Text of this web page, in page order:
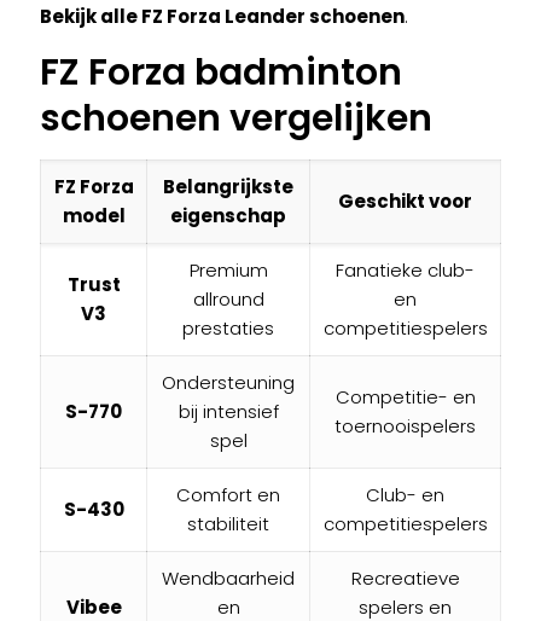
Bekijk alle FZ Forza Leander schoenen.
FZ Forza badminton
schoenen vergelijken
FZ Forza
model
Belangrijkste
eigenschap
Geschikt voor
Trust
V3
Premium
allround
prestaties
Fanatieke club-
en
competitiespelers
S-770
Ondersteuning
bij intensief
spel
Competitie- en
toernooispelers
S-430
Comfort en
stabiliteit
Club- en
competitiespelers
Vibee
Wendbaarheid
en
Recreatieve
spelers en